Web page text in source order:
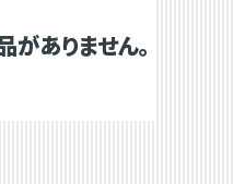
ありません。